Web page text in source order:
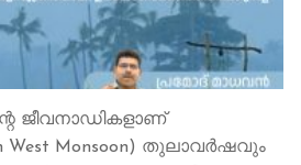
ജീവനാഡികളാണ്
Monsoon) തുലാവർഷവും